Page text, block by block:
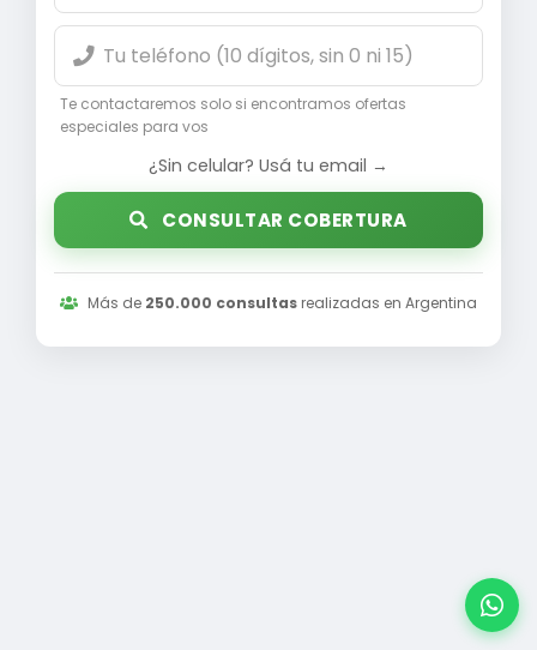
Te contactaremos solo si encontramos ofertas
especiales para vos
¿Sin celular? Usá tu email →
CONSULTAR COBERTURA
Más de 250.000 consultas realizadas en Argentina